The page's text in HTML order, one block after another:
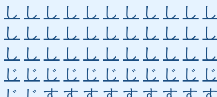
し し し し し し し し し し
し し し し し し し し し し
し し し し し し し し し し
じ じ じ じ じ じ じ じ じ じ